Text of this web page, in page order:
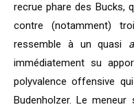
recrue phare des Bucks,
contre (notamment)
ressemble à un quasi
immédiatement su
polyvalence offensive
Budenholzer. Le